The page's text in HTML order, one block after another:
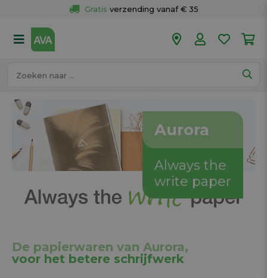
Gratis verzending vanaf € 35
50 winkels
Always the
write paper
Aurora
De papierwaren van Aurora,
voor het betere schrijfwerk